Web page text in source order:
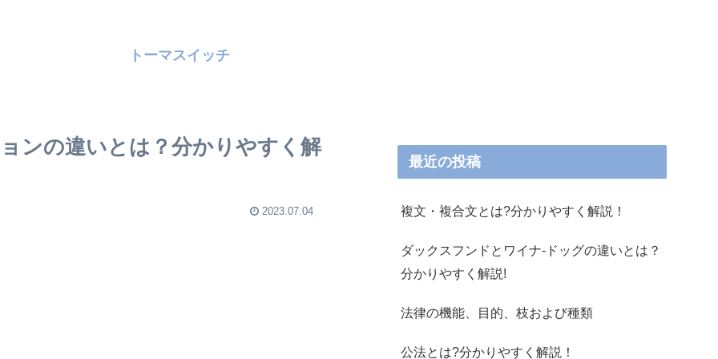
トーマスイッチ
ンの違いとは？分かりやすく解
2023.07.04
最近の投稿
複文・複合文とは?分かりやすく解説！
ダックスフンドとワイナ-ドッグの違いとは？
分かりやすく解説!
法律の機能、目的、枝および種類
公法とは?分かりやすく解説！